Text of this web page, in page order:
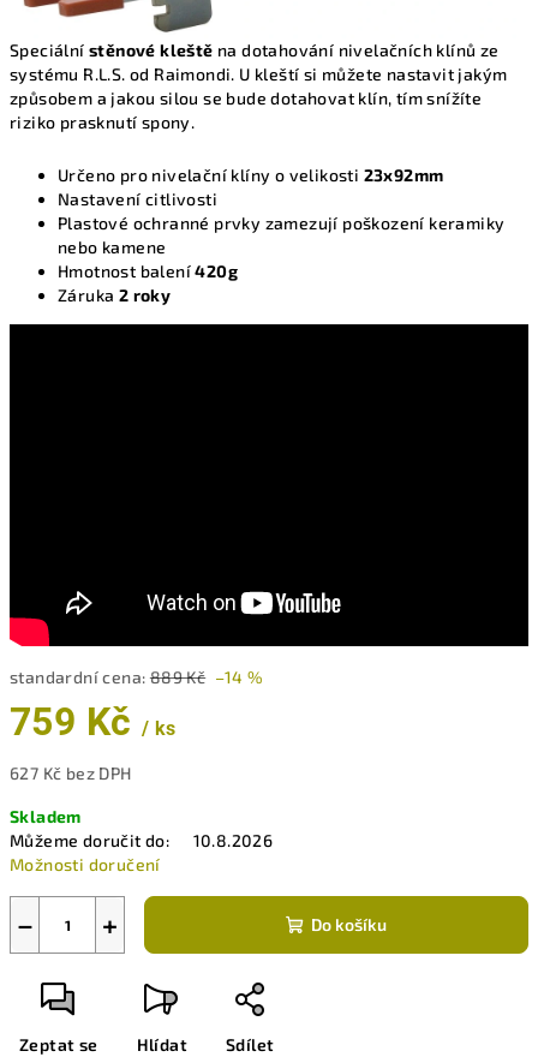
Speciální stěnové kleště na dotahování nivelačních klínů ze
systému R.L.S. od Raimondi. U kleští si můžete nastavit jakým
způsobem a jakou silou se bude dotahovat klín, tím snížíte
riziko prasknutí spony.
Určeno pro nivelační klíny o velikosti 23x92mm
Nastavení citlivosti
Plastové ochranné prvky zamezují poškození keramiky
nebo kamene
Hmotnost balení420g
Záruka 2 roky
standardní cena: 889 Kč –14 %
759 Kč / ks
627 Kč bez DPH
cena:
Skladem
Můžeme doručit do:
10.8.2026
Možnosti doručení
+
− Do košíku
Zeptat se Hlídat Sdílet